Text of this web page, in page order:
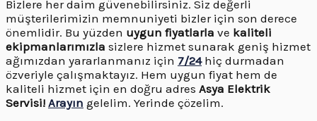
Bizlere her daim güvenebilirsiniz. Siz değerli
müşterilerimizin memnuniyeti bizler için son derece
önemlidir. Bu yüzden uygun fiyatlarla ve kaliteli
ekipmanlarımızla sizlere hizmet sunarak geniş hizmet
ağımızdan yararlanmanız için 7/24hiç durmadan
özveriyle çalışmaktayız. Hem uygun fiyat hem de
kaliteli hizmet için en doğru adres Asya Elektrik
Servisi! Arayın gelelim. Yerinde çözelim.